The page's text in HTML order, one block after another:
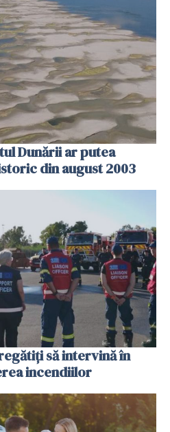
Dunării ar putea
din august 2003
să intervină în
incendiilor